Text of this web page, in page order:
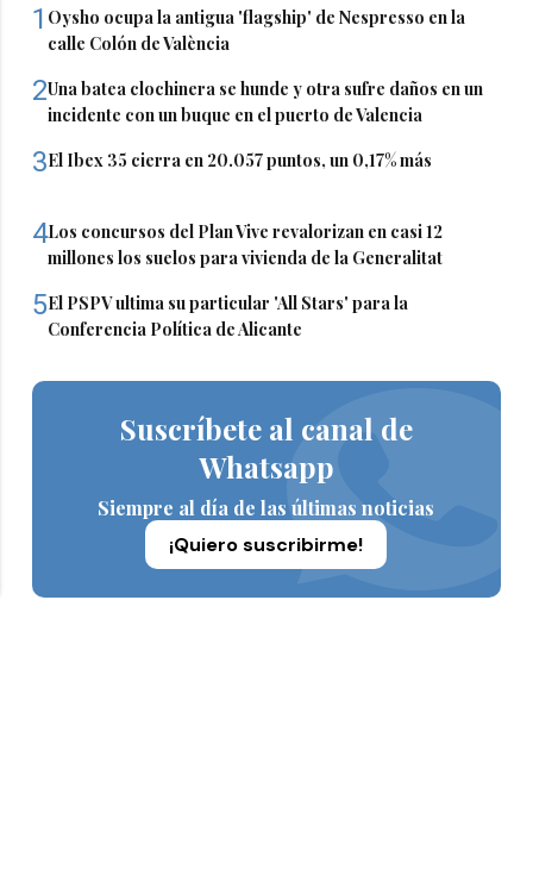
1 Oysho ocupa la antigua 'flagship' de Nespresso en la
calle Colón de València
2Una batea clochinera se hunde y otra sufre daños en un
incidente con un buque en el puerto de Valencia
3El Ibex 35 cierra en 20.057 puntos, un 0,17% más
4Los concursos del Plan Vive revalorizan en casi 12
millones los suelos para vivienda de la Generalitat
5El PSPV ultima su particular 'All Stars' para la
Conferencia Política de Alicante
Suscríbete al canal de
Whatsapp
Siempre al día de las últimas noticias
¡Quiero suscribirme!